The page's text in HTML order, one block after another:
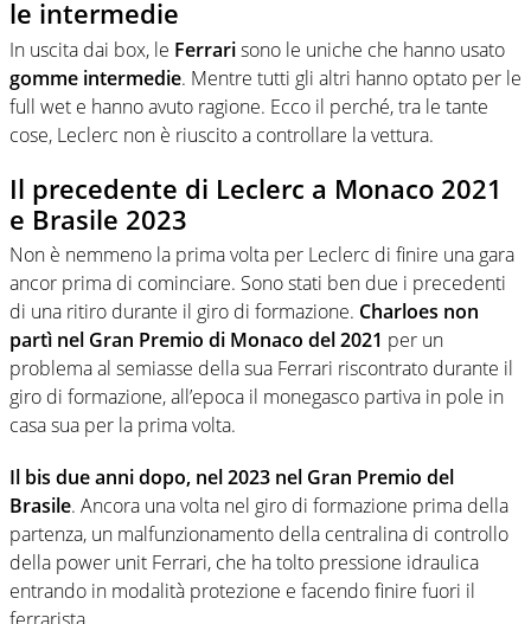
le intermedie
In uscita dai box, le Ferrarisono le uniche che hanno usato
gomme intermedie. Mentre tutti gli altri hanno optato per le
full wet e hanno avuto ragione. Ecco il perché, tra le tante
cose, Leclerc non è riuscito a controllare la vettura.
Il precedente di Leclerc a Monaco 2021
e Brasile 2023
Non è nemmeno la prima volta per Leclerc di finire una gara
ancor prima di cominciare. Sono stati ben due i precedenti
di una ritiro durante il giro di formazione. Charloes non
partì nel Gran Premio di Monaco del 2021 per un
problema al semiasse della sua Ferrari riscontrato durante il
giro di formazione, all’epoca il monegasco partiva in pole in
casa sua per la prima volta.
Il bis due anni dopo, nel 2023 nel Gran Premio del
Brasile. Ancora una volta nel giro di formazione prima della
partenza, un malfunzionamento della centralina di controllo
della power unit Ferrari, che ha tolto pressione idraulica
entrando in modalità protezione e facendo finire fuori il